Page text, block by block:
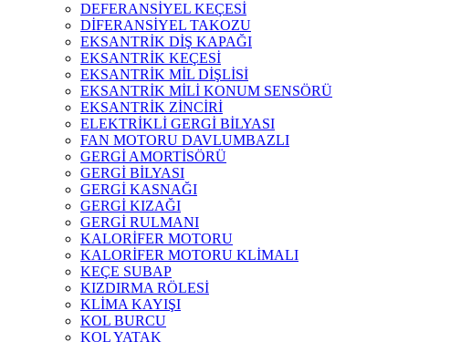
DEFERANSİYEL KEÇESİ
DİFERANSİYEL TAKOZU
EKSANTRİK DİŞ KAPAĞI
EKSANTRİK KEÇESİ
EKSANTRİK MİL DİŞLİSİ
EKSANTRİK MİLİ KONUM SENSÖRÜ
EKSANTRİK ZİNCİRİ
ELEKTRİKLİ GERGİ BİLYASI
FAN MOTORU DAVLUMBAZLI
GERGİ AMORTİSÖRÜ
GERGİ BİLYASI
GERGİ KASNAĞI
GERGİ KIZAĞI
GERGİ RULMANI
KALORİFER MOTORU
KALORİFER MOTORU KLİMALI
KEÇE SUBAP
KIZDIRMA RÖLESİ
KLİMA KAYIŞI
KOL BURCU
KOL YATAK